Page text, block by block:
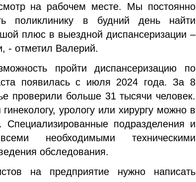
на рабочем месте. Мы постоянно
поликлинику в будний день найти
плюс в выездной диспансеризации –
- отметил Валерий.
пройти диспансеризацию по
появилась с июля 2024 года. За 8
проверили больше 31 тысячи человек.
урологу или хирургу можно в
подразделения и
необходимыми техническими
обследования.
на предприятие нужно написать